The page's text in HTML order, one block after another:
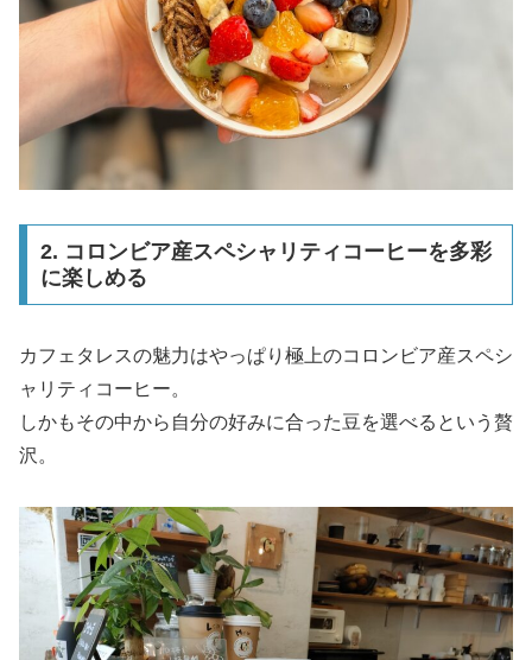
2. コロンビア産スペシャリティコーヒーを多彩
に楽しめる
カフェタレスの魅力はやっぱり極上のコロンビア産スペシ
ャリティコーヒー。
しかもその中から自分の好みに合った豆を選べるという贅
沢。